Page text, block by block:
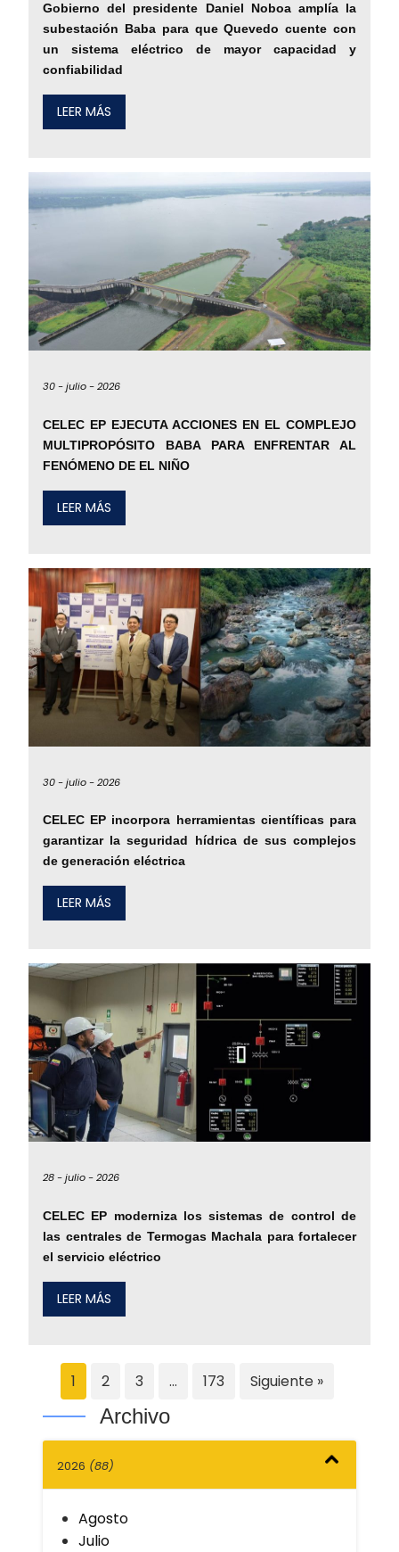
Gobierno del presidente Daniel Noboa amplía la
subestación Baba para que Quevedo cuente con
un sistema eléctrico de mayor capacidad y
confiabilidad
LEER MÁS
30 -julio -2026
CELEC EP EJECUTA ACCIONES EN EL COMPLEJO
MULTIPROPÓSITO BABA PARA ENFRENTAR AL
FENÓMENO DE EL NIÑO
LEER MÁS
30 -julio -2026
CELEC EP incorpora herramientas científicas para
garantizar la seguridad hídrica de sus complejos
de generación eléctrica
LEER MÁS
28 -julio -2026
CELEC EP moderniza los sistemas de control de
las centrales de Termogas Machala para fortalecer
el servicio eléctrico
LEER MÁS
1 2 3 … 173 Siguiente »
Archivo
2026 (88)
Agosto
Julio